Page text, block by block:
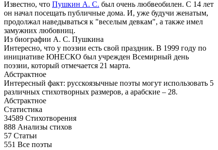
Известно, что Пушкин А. С. был очень любвеобилен. С 14 лет
он начал посещать публичные дома. И, уже будучи женатым,
продолжал наведываться к "веселым девкам", а также имел
замужних любовниц.
Из биографии А. С. Пушкина
Интересно, что у поэзии есть свой праздник. В 1999 году по
инициативе ЮНЕСКО был учрежден Всемирный день
поэзии, который отмечается 21 марта.
Абстрактное
Интересный факт: русскоязычные поэты могут использовать 5
различных стихотворных размеров, а арабские – 28.
Абстрактное
Статистика
34589 Стихотворения
888 Анализы стихов
57 Статьи
551 Все поэты